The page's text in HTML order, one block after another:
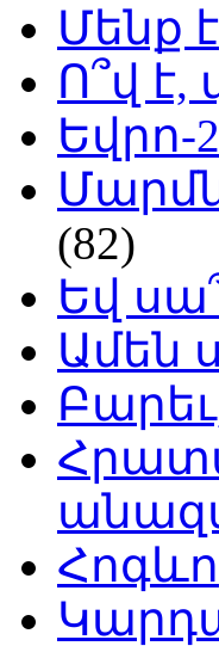
Մենք
Ո՞վ
Եվրո-
(82)
Եվ
Ամեն